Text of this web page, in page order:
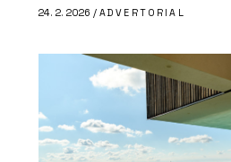
24. 2. 2026 / ADVERTORIAL